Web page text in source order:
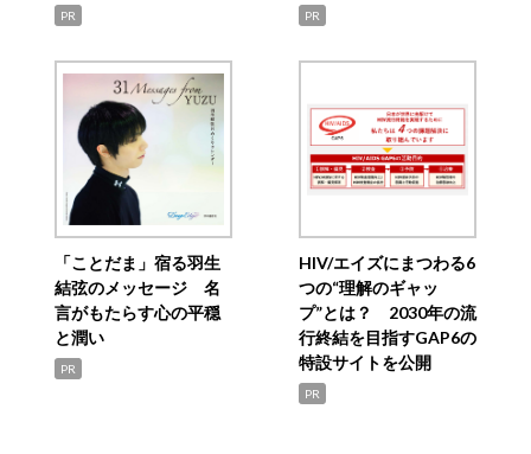
PR PR
「ことだま」宿る羽生
結弦のメッセージ 名
言がもたらす心の平穏
と潤い
PR
HIV/エイズにまつわる6
つの“理解のギャッ
プ”とは？ 2030年の流
行終結を目指すGAP6の
特設サイトを公開
PR